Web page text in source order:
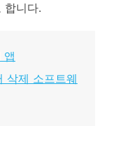
합니다.
앱
삭제 소프트웨